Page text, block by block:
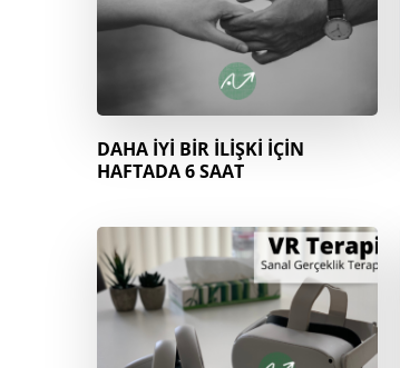
DAHA İYİ BİR İLİŞKİ İÇİN
HAFTADA 6 SAAT